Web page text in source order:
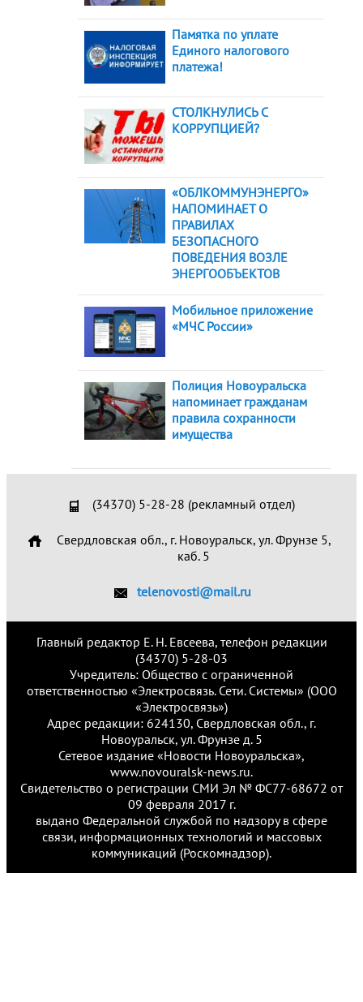
Памятка по уплате
Единого налогового
платежа!
СТОЛКНУЛИСЬ С
КОРРУПЦИЕЙ?
«ОБЛКОММУНЭНЕРГО»
НАПОМИНАЕТ О
ПРАВИЛАХ
БЕЗОПАСНОГО
ПОВЕДЕНИЯ ВОЗЛЕ
ЭНЕРГООБЪЕКТОВ
Мобильное приложение
«МЧС России»
Полиция Новоуральска
напоминает гражданам
правила сохранности
имущества
(34370) 5-28-28 (рекламный отдел)
Свердловская обл., г. Новоуральск, ул. Фрунзе 5,
каб. 5
telenovosti@mail.ru
Главный редактор Е. Н. Евсеева, телефон редакции
(34370) 5-28-03
Учредитель: Общество с ограниченной
ответственностью «Электросвязь. Сети. Системы» (ООО
«Электросвязь»)
Адрес редакции: 624130, Свердловская обл., г.
Новоуральск, ул. Фрунзе д. 5
Сетевое издание «Новости Новоуральска»,
www.novouralsk-news.ru.
Свидетельство о регистрации СМИ Эл № ФС77-68672 от
09 февраля 2017 г.
выдано Федеральной службой по надзору в сфере
связи, информационных технологий и массовых
коммуникаций (Роскомнадзор).